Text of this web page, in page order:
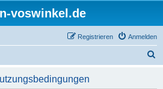
voswinkel.de
Anmelden
Registrieren